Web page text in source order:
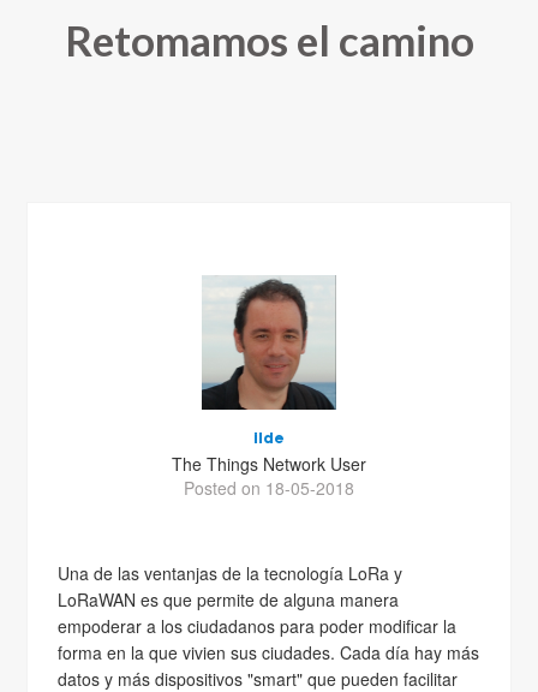
Retomamos el camino
ilde
The Things Network User
Posted on 18-05-2018
Una de las ventanjas de la tecnología LoRa y
LoRaWAN es que permite de alguna manera
empoderar a los ciudadanos para poder modificar la
forma en la que vivien sus ciudades. Cada día hay más
datos y más dispositivos "smart" que pueden facilitar